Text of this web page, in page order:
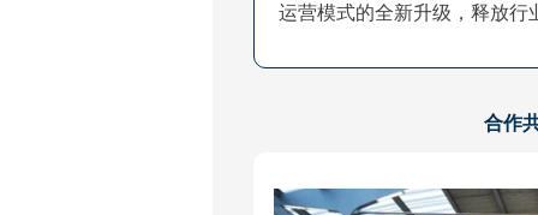
运营模式的全新升级，释放行
合作